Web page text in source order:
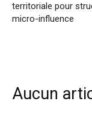
territoriale pour
micro-influence
Aucun